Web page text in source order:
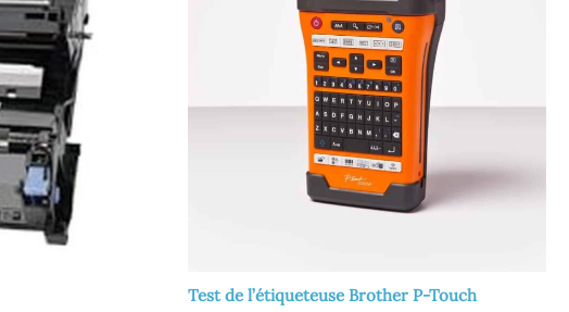
Test de l’étiqueteuse Brother P-Touch